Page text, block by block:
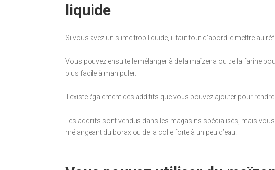
liquide
Si vous avez un slime trop liquide, il faut tout d’abord le mettre au
Vous pouvez ensuite le mélanger à de la maïzena ou de la farine
plus facile à manipuler.
Il existe également des additifs que vous pouvez ajouter pour
Les additifs sont vendus dans les magasins spécialisés, mais
mélangeant du borax ou de la colle forte à un peu d’eau.